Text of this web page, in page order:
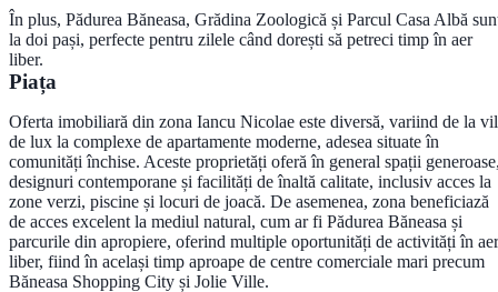
În plus, Pădurea Băneasa, Grădina Zoologică și Parcul Casa Albă
la doi pași, perfecte pentru zilele când dorești să petreci timp în aer
liber.
Piața
Oferta imobiliară din zona Iancu Nicolae este diversă, variind de la
de lux la complexe de apartamente moderne, adesea situate în
comunități închise. Aceste proprietăți oferă în general spații
designuri contemporane și facilități de înaltă calitate, inclusiv acces la
zone verzi, piscine și locuri de joacă. De asemenea, zona beneficiază
de acces excelent la mediul natural, cum ar fi Pădurea Băneasa și
parcurile din apropiere, oferind multiple oportunități de activități în aer
liber, fiind în același timp aproape de centre comerciale mari precum
Băneasa Shopping City și Jolie Ville.